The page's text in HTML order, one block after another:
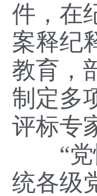
件，在
案释纪
教育，
制定多
评标专
“党性
统各级